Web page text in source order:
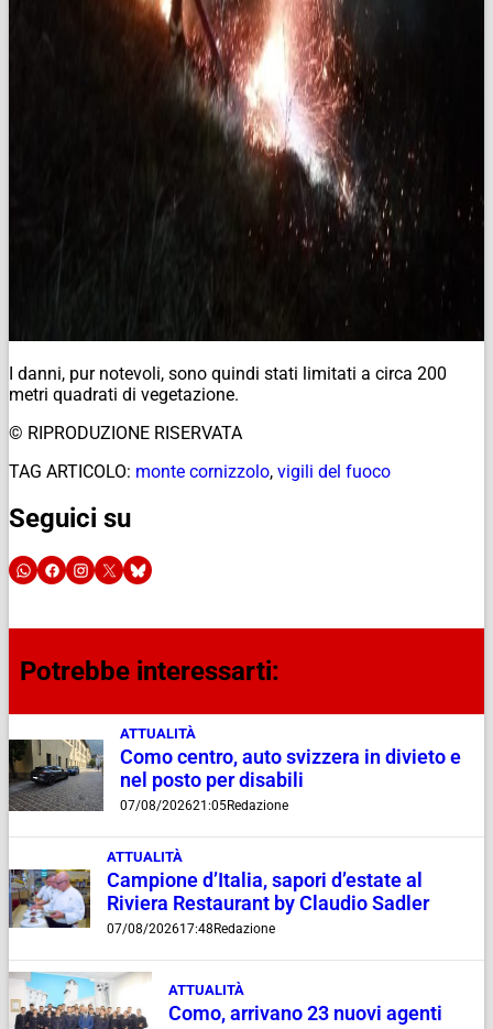
I danni, pur notevoli, sono quindi stati limitati a circa 200
metri quadrati di vegetazione.
© RIPRODUZIONE RISERVATA
TAG ARTICOLO: monte cornizzolo, vigili del fuoco
Seguici su
Potrebbe interessarti:
ATTUALITÀ
Como centro, auto svizzera in divieto e
nel posto per disabili
07/08/202621:05Redazione
ATTUALITÀ
Campione d’Italia, sapori d’estate al
Riviera Restaurant by Claudio Sadler
07/08/202617:48 Redazione
ATTUALITÀ
Como, arrivano 23 nuovi agenti